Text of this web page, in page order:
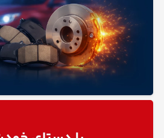
لوازم